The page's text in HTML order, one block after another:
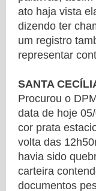
ato haja vista
dizendo ter
um registro
representar
SANTA
Procurou o
data de hoje
cor prata
volta das
havia sido
carteira
documentos